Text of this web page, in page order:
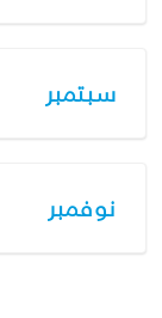
سبتمبر
نوفمبر